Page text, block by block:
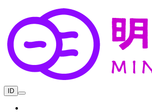
ID